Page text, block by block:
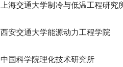
上海交通大学制冷与低温工程研究
西安交通大学能源动力工程学院
中国科学院理化技术研究所